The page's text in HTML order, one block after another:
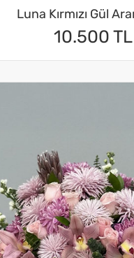
Luna Kırmızı Gül
10.500 TL